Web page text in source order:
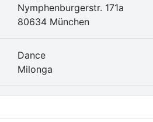
Nymphenburgerstr. 171a
80634 München
Dance
Milonga